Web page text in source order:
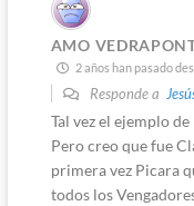
AMO
2 años han pasado
Responde a
Tal vez el ejemplo
Pero creo que fue
primera vez Picara
todos los